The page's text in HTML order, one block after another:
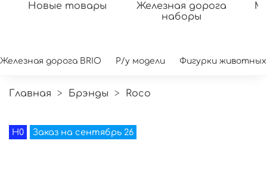
Новые товары
Железная дорога
наборы
Железная дорога BRIO Р/у модели Фигурки животных
Главная Брэнды Roco
H0 Заказ на сентябрь 26